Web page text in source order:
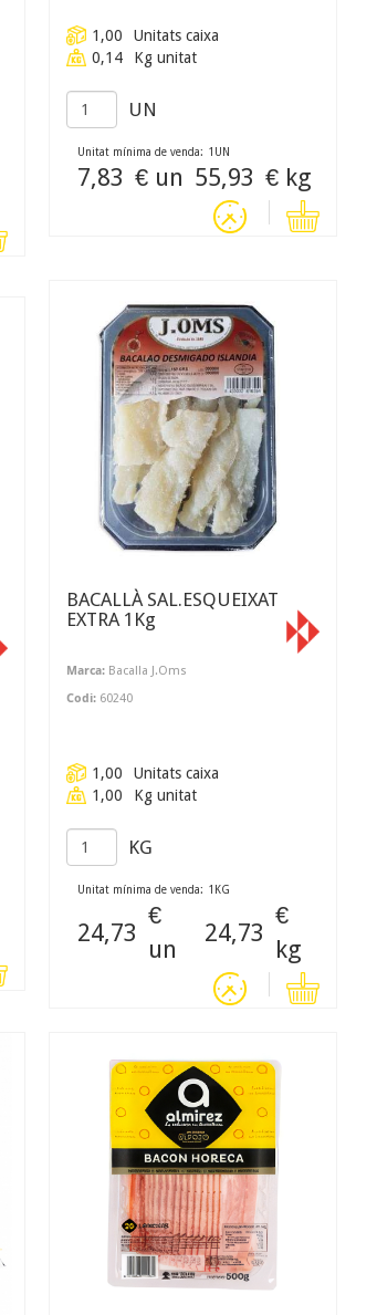
1,00
Unitats caixa
0,14
Kg unitat
UN
Unitat mínima de venda: 1 UN
7,83 € un 55,93 € kg
BACALLÀ SAL.ESQUEIXAT
EXTRA 1Kg
Marca: Bacalla J.Oms
Codi: 60240
1,00
Unitats caixa
1,00
Kg unitat
KG
Unitat mínima de venda: 1 KG
24,73
€
un
24,73
€
kg